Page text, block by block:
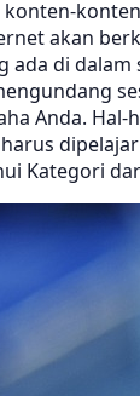
akan
ada di
Anda. Hal-
harus
Kategori